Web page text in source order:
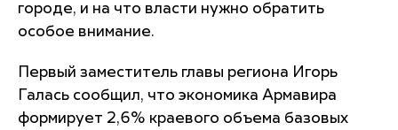
городе, и на что власти нужно обратить
особое внимание.
Первый заместитель главы региона Игорь
Галась сообщил, что экономика Армавира
формирует 2,6% краевого объема базовых